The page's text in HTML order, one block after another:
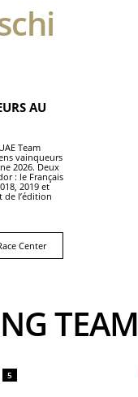
AU
Team
vainqueurs
2026. Deux
: le Français
2019 et
de l’édition
Center
TEAM
5